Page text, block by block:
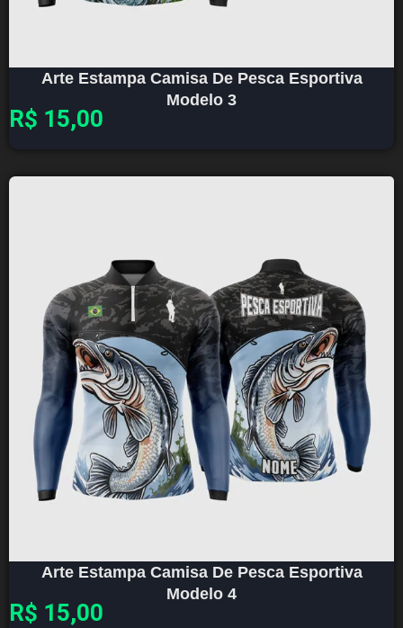
Arte Estampa Camisa De Pesca Esportiva
Modelo 3
R$ 15,00
Arte Estampa Camisa De Pesca Esportiva
Modelo 4
R$ 15,00